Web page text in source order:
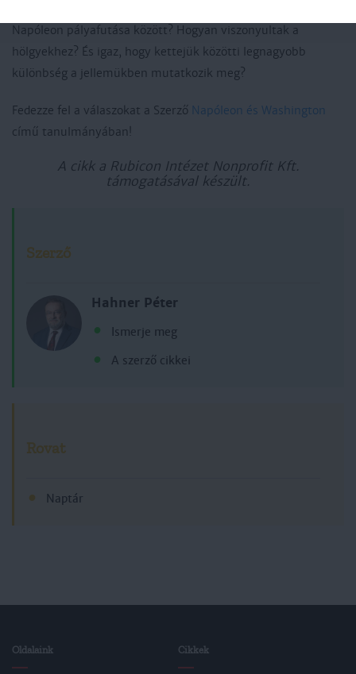
Napóleon pályafutása között? Hogyan viszonyultak a
hölgyekhez? És igaz, hogy kettejük közötti legnagyobb
különbség a jellemükben mutatkozik meg?
Fedezze fel a válaszokat a Szerző Napóleon és Washington
című tanulmányában!
A cikk a Rubicon Intézet Nonprofit Kft.
támogatásával készült.
Szerző
Hahner Péter
Ismerje meg
A szerző cikkei
Rovat
Naptár
Oldalaink Cikkek